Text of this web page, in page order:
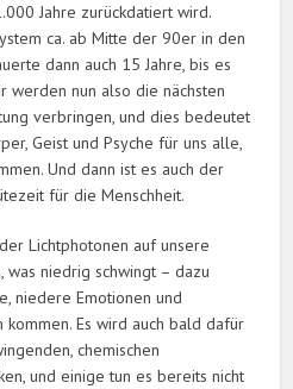
Jahre zurückdatiert wird.
ca. ab Mitte der 90er in den
dann auch 15 Jahre, bis es
werden nun also die nächsten
verbringen, und dies bedeutet
Geist und Psyche für uns alle,
Und dann ist es auch der
für die Menschheit.
Lichtphotonen auf unsere
niedrig schwingt – dazu
niedere Emotionen und
kommen. Es wird auch bald dafür
chemischen
und einige tun es bereits nicht